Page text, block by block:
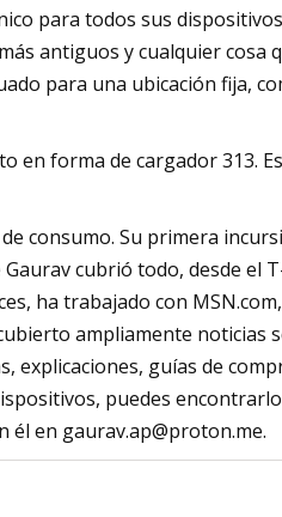
para todos sus
antiguos y cualquier cosa
para una ubicación fija,
en forma de cargador 313.
consumo. Su primera
cubrió todo, desde el
ha trabajado con
ampliamente noticias
explicaciones, guías de
puedes
él en gaurav.ap@proton.me.